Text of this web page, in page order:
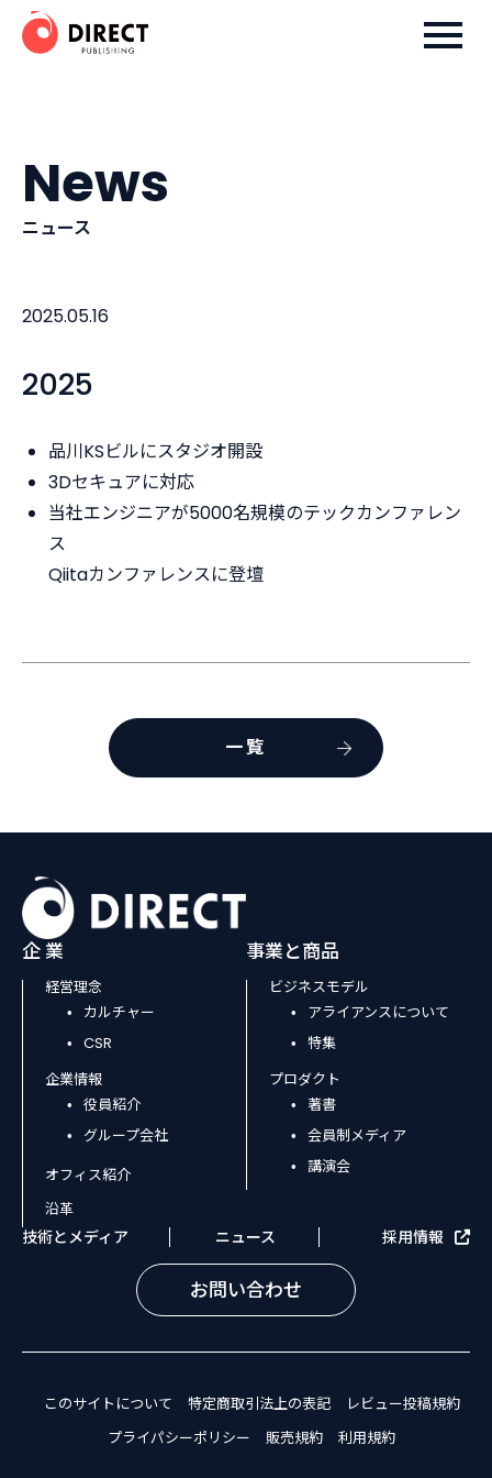
Skip
ダイレクト出版株式会社
News
ニュース
2025.05.16
2025
品川KSビルにスタジオ開設
3Dセキュアに対応
当社エンジニアが5000名規模のテックカンファレン
ス
Qiitaカンファレンスに登壇
一覧
企 業
経営理念
カルチャー
CSR
企業情報
役員紹介
グループ会社
オフィス紹介
沿革
事業と商品
ビジネスモデル
アライアンスについて
特集
プロダクト
著書
会員制メディア
講演会
技術とメディア ニュース 採用情報
お問い合わせ
このサイトについて 特定商取引法上の表記
レビュー投稿規約
プライパシーポリシー
販売規約 利用規約